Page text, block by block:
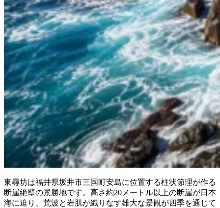
東尋坊は福井県坂井市三国町安島に位置する柱状節理が作る
断崖絶壁の景勝地です。高さ約20メートル以上の断崖が日本
海に迫り、荒波と岩肌が織りなす雄大な景観が四季を通じて